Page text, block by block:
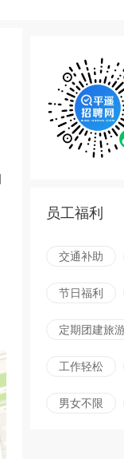
员工福利
交通补助
节日福利
定期团建旅
工作轻松
男女不限